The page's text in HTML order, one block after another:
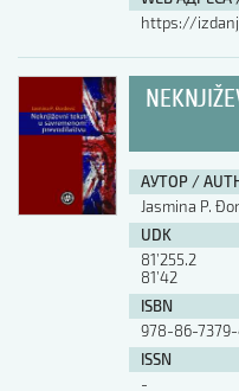
https://
АУТОР /
Jasmina P.
UDK
81’255.2
81’42
ISBN
978-86-
ISSN
-